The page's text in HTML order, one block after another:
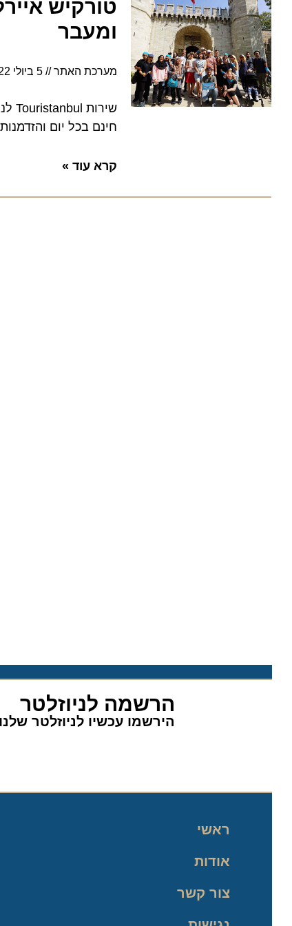
טורקיש
ומעבר
מערכת האתר 5 ביולי 2022
חינם בכל יום והזדמנות
קרא עוד »
הרשמה לניוזלטר
הירשמו עכשיו לניוזלטר שלנו
ראשי
אודות
צור קשר